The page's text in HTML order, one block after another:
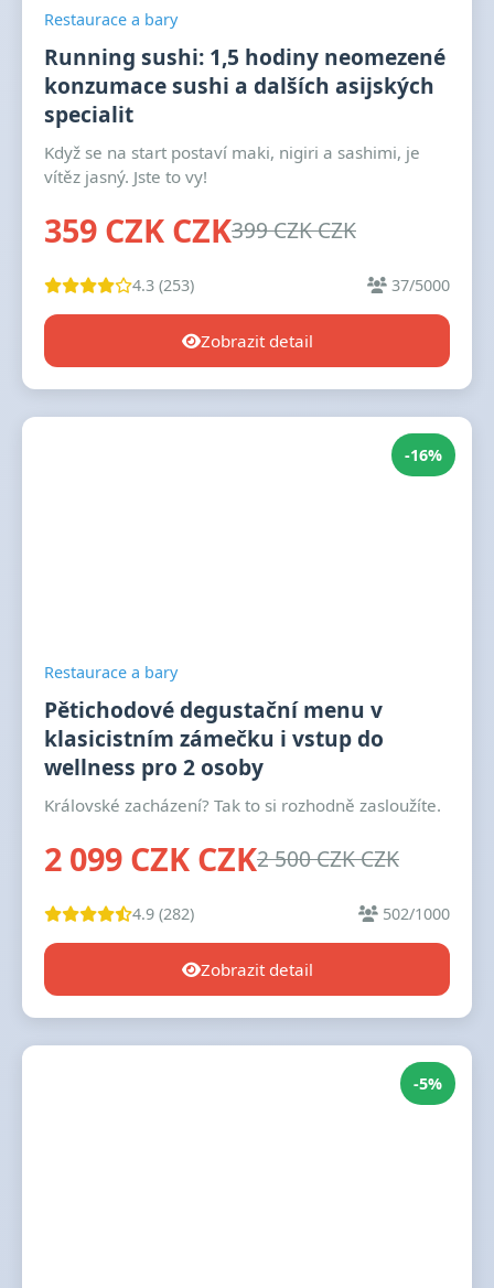
Restaurace a bary
Running sushi: 1,5 hodiny neomezené
konzumace sushi a dalších asijských
specialit
Když se na start postaví maki, nigiri a sashimi, je
vítěz jasný. Jste to vy!
359 CZK CZK399 CZK CZK
4.3 (253) 37/5000
Zobrazit detail
-16%
Restaurace a bary
Pětichodové degustační menu v
klasicistním zámečku i vstup do
wellness pro 2 osoby
Královské zacházení? Tak to si rozhodně zasloužíte.
2 099 CZK CZK2 500 CZK CZK
4.9 (282) 502/1000
Zobrazit detail
-5%